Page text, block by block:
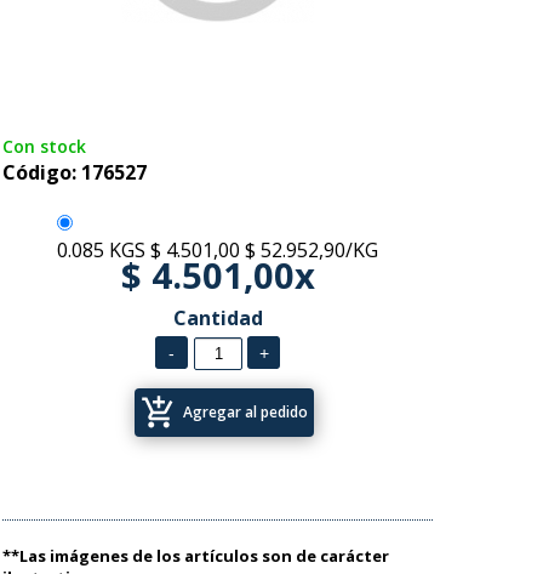
Con stock
Código: 176527
0.085 KGS $ 4.501,00 $ 52.952,90/KG
$ 4.501,00x
Cantidad
add_shopping_cart Agregar al pedido
**Las imágenes de los artículos son de carácter